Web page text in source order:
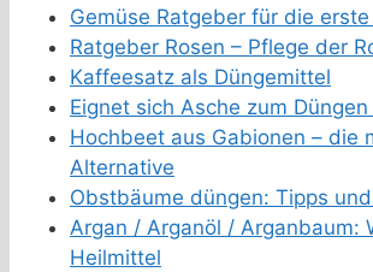
Gemüse Ratgeber für die
Ratgeber Rosen – Pflege der
Kaffeesatz als Düngemittel
Eignet sich Asche zum
Hochbeet aus Gabionen – die
Alternative
Obstbäume düngen: Tipps
Argan / Arganöl / Arganbaum:
Heilmittel